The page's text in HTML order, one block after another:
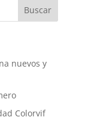
nuevos y
Colorvif